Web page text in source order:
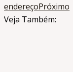
endereçoPróximo
Veja Também: